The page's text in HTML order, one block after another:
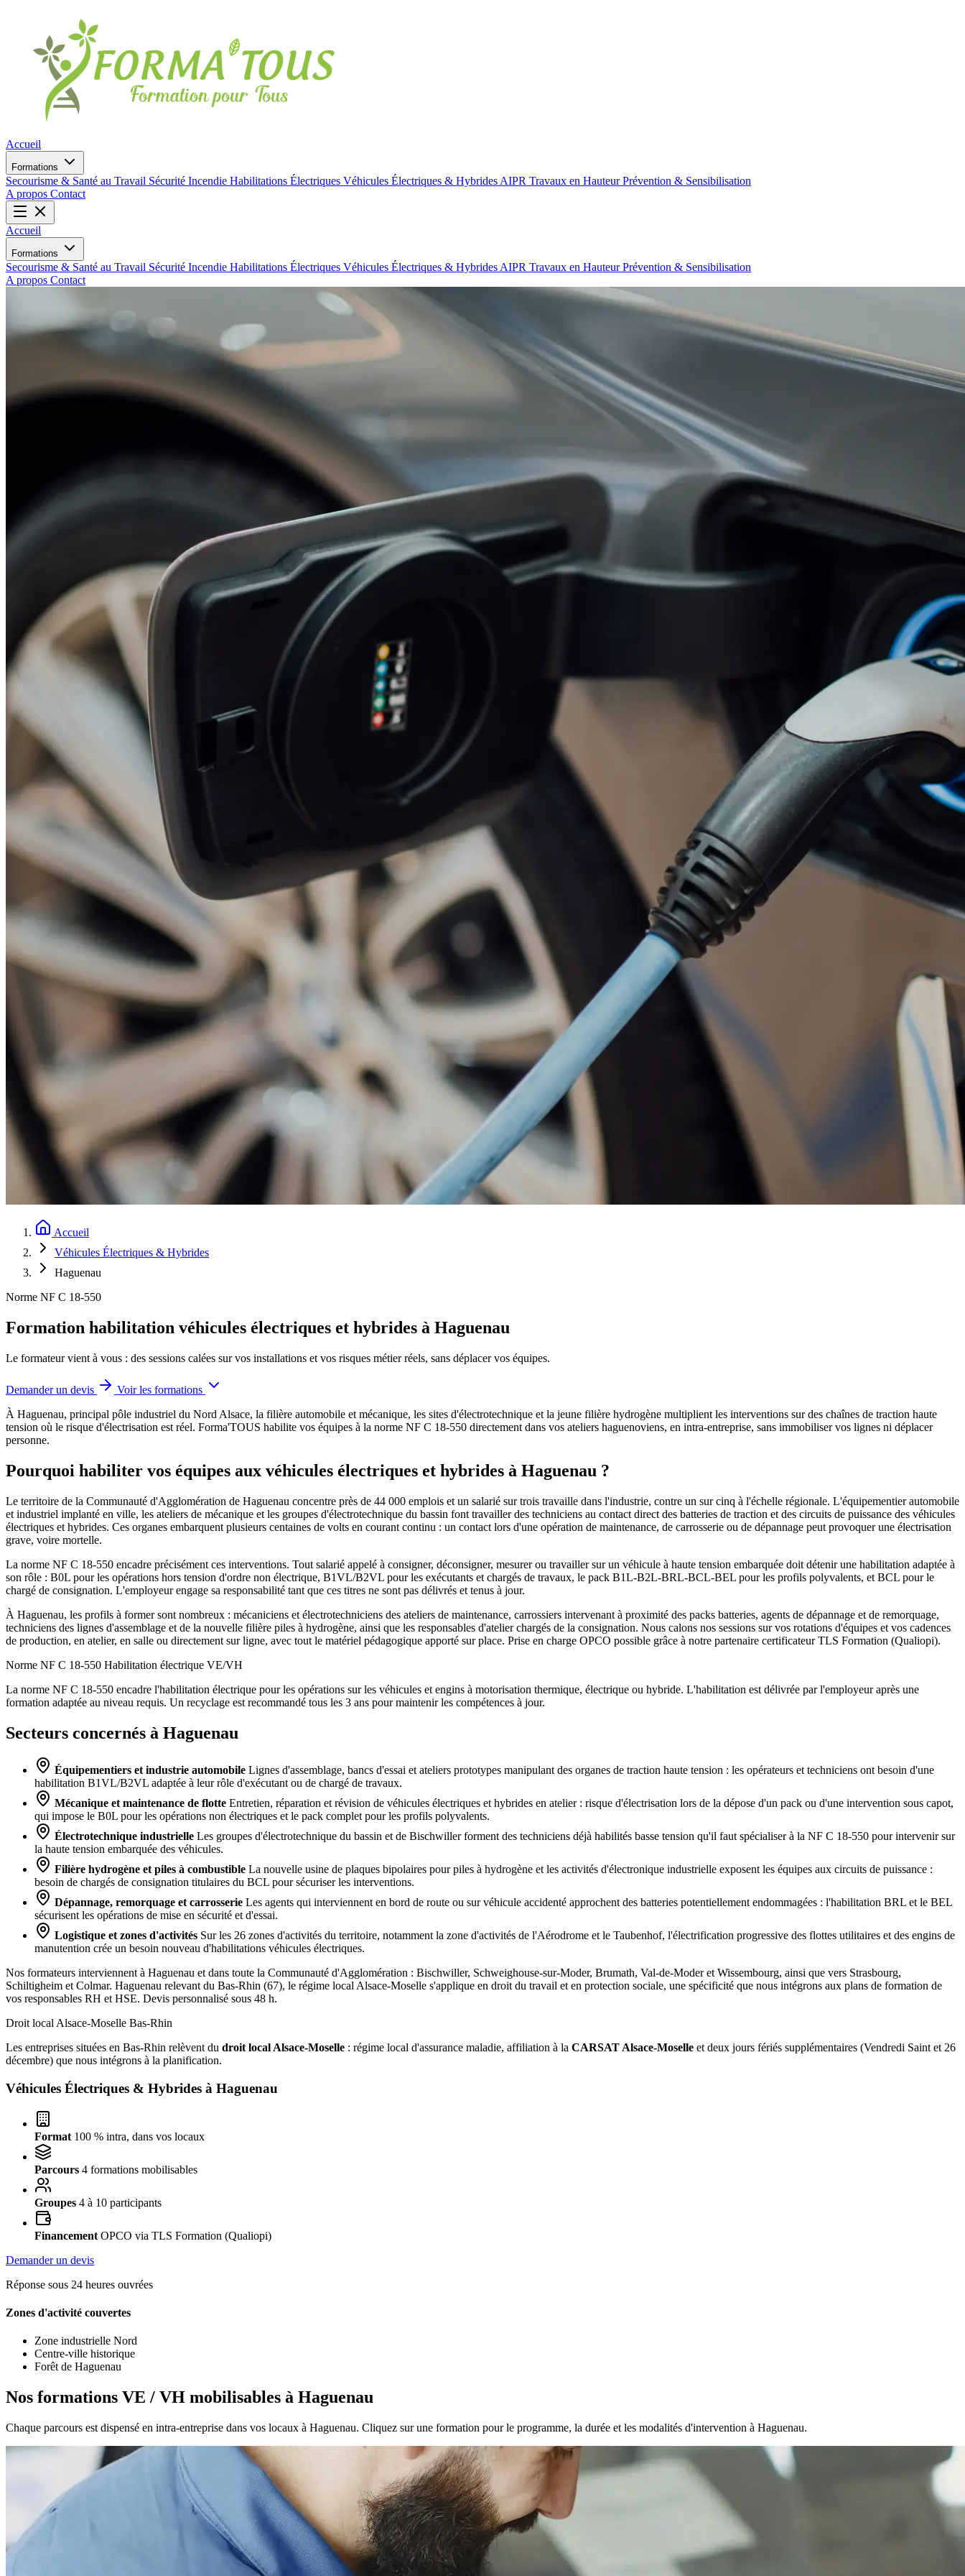
Accueil
Formations
Secourisme & Santé au Travail Sécurité Incendie Habilitations Électriques Véhicules Électriques & Hybrides AIPR Travaux en HauteurPrévention & Sensibilisation
A propos Contact
Accueil
Formations
Secourisme & Santé au Travail Sécurité Incendie Habilitations Électriques Véhicules Électriques & Hybrides AIPR Travaux en HauteurPrévention & Sensibilisation
A propos Contact
Accueil
Véhicules Électriques & Hybrides
Haguenau
Norme NF C 18-550
Formation habilitation véhicules électriques et hybrides à Haguenau
Le formateur vient à vous : des sessions calées sur vos installations et vos risques métier réels, sans déplacer vos équipes.
Demander un devis
Voir les formations
À Haguenau, principal pôle industriel du Nord Alsace, la filière automobile et mécanique, les sites d'électrotechnique et la jeune filière hydrogène multiplient les interventions sur des chaînes de traction haute
tension où le risque d'électrisation est réel. Forma'TOUS habilite vos équipes à la norme NF C 18-550 directement dans vos ateliers haguenoviens, en intra-entreprise, sans immobiliser vos lignes ni déplacer
personne.
Pourquoi habiliter vos équipes aux véhicules électriques et hybrides à Haguenau ?
Le territoire de la Communauté d'Agglomération de Haguenau concentre près de 44 000 emplois et un salarié sur trois travaille dans l'industrie, contre un sur cinq à l'échelle régionale. L'équipementier automobile
et industriel implanté en ville, les ateliers de mécanique et les groupes d'électrotechnique du bassin font travailler des techniciens au contact direct des batteries de traction et des circuits de puissance des véhicules
électriques et hybrides. Ces organes embarquent plusieurs centaines de volts en courant continu : un contact lors d'une opération de maintenance, de carrosserie ou de dépannage peut provoquer une électrisation
grave, voire mortelle.
La norme NF C 18-550 encadre précisément ces interventions. Tout salarié appelé à consigner, déconsigner, mesurer ou travailler sur un véhicule à haute tension embarquée doit détenir une habilitation adaptée à
son rôle : B0L pour les opérations hors tension d'ordre non électrique, B1VL/B2VL pour les exécutants et chargés de travaux, le pack B1L-B2L-BRL-BCL-BEL pour les profils polyvalents, et BCL pour le
chargé de consignation. L'employeur engage sa responsabilité tant que ces titres ne sont pas délivrés et tenus à jour.
À Haguenau, les profils à former sont nombreux : mécaniciens et électrotechniciens des ateliers de maintenance, carrossiers intervenant à proximité des packs batteries, agents de dépannage et de remorquage,
techniciens des lignes d'assemblage et de la nouvelle filière piles à hydrogène, ainsi que les responsables d'atelier chargés de la consignation. Nous calons nos sessions sur vos rotations d'équipes et vos cadences
de production, en atelier, en salle ou directement sur ligne, avec tout le matériel pédagogique apporté sur place. Prise en charge OPCO possible grâce à notre partenaire certificateur TLS Formation (Qualiopi).
Norme NF C 18-550 Habilitation électrique VE/VH
La norme NF C 18-550 encadre l'habilitation électrique pour les opérations sur les véhicules et engins à motorisation thermique, électrique ou hybride. L'habilitation est délivrée par l'employeur après une
formation adaptée au niveau requis. Un recyclage est recommandé tous les 3 ans pour maintenir les compétences à jour.
Secteurs concernés à Haguenau
Équipementiers et industrie automobile Lignes d'assemblage, bancs d'essai et ateliers prototypes manipulant des organes de traction haute tension : les opérateurs et techniciens ont besoin d'une
habilitation B1VL/B2VL adaptée à leur rôle d'exécutant ou de chargé de travaux.
Mécanique et maintenance de flotte Entretien, réparation et révision de véhicules électriques et hybrides en atelier : risque d'électrisation lors de la dépose d'un pack ou d'une intervention sous capot,
qui impose le B0L pour les opérations non électriques et le pack complet pour les profils polyvalents.
Électrotechnique industrielle Les groupes d'électrotechnique du bassin et de Bischwiller forment des techniciens déjà habilités basse tension qu'il faut spécialiser à la NF C 18-550 pour intervenir sur
la haute tension embarquée des véhicules.
Filière hydrogène et piles à combustible La nouvelle usine de plaques bipolaires pour piles à hydrogène et les activités d'électronique industrielle exposent les équipes aux circuits de puissance :
besoin de chargés de consignation titulaires du BCL pour sécuriser les interventions.
Dépannage, remorquage et carrosserie Les agents qui interviennent en bord de route ou sur véhicule accidenté approchent des batteries potentiellement endommagées : l'habilitation BRL et le BEL
sécurisent les opérations de mise en sécurité et d'essai.
Logistique et zones d'activités Sur les 26 zones d'activités du territoire, notamment la zone d'activités de l'Aérodrome et le Taubenhof, l'électrification progressive des flottes utilitaires et des engins de
manutention crée un besoin nouveau d'habilitations véhicules électriques.
Nos formateurs interviennent à Haguenau et dans toute la Communauté d'Agglomération : Bischwiller, Schweighouse-sur-Moder, Brumath, Val-de-Moder et Wissembourg, ainsi que vers Strasbourg,
Schiltigheim et Colmar. Haguenau relevant du Bas-Rhin (67), le régime local Alsace-Moselle s'applique en droit du travail et en protection sociale, une spécificité que nous intégrons aux plans de formation de
vos responsables RH et HSE. Devis personnalisé sous 48 h.
Droit local Alsace-Moselle Bas-Rhin
Les entreprises situées en Bas-Rhin relèvent du droit local Alsace-Moselle : régime local d'assurance maladie, affiliation à la CARSAT Alsace-Moselle et deux jours fériés supplémentaires (Vendredi Saint et 26
décembre) que nous intégrons à la planification.
Véhicules Électriques & Hybrides à Haguenau
Format 100 % intra, dans vos locaux
Parcours 4 formations mobilisables
Groupes 4 à 10 participants
Financement OPCO via TLS Formation (Qualiopi)
Demander un devis
Réponse sous 24 heures ouvrées
Zones d'activité couvertes
Zone industrielle Nord
Centre-ville historique
Forêt de Haguenau
Nos formations VE / VH mobilisables à Haguenau
Chaque parcours est dispensé en intra-entreprise dans vos locaux à Haguenau. Cliquez sur une formation pour le programme, la durée et les modalités d'intervention à Haguenau.